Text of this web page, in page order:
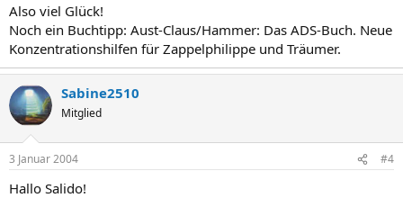
Also viel Glück!
Noch ein Buchtipp: Aust-Claus/Hammer: Das ADS-Buch. Neue
Konzentrationshilfen für Zappelphilippe und Träumer.
Sabine2510
Mitglied
3 Januar 2004 #4
Hallo Salido!